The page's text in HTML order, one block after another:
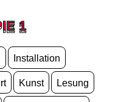
1
1
Installation
Kunst Lesung